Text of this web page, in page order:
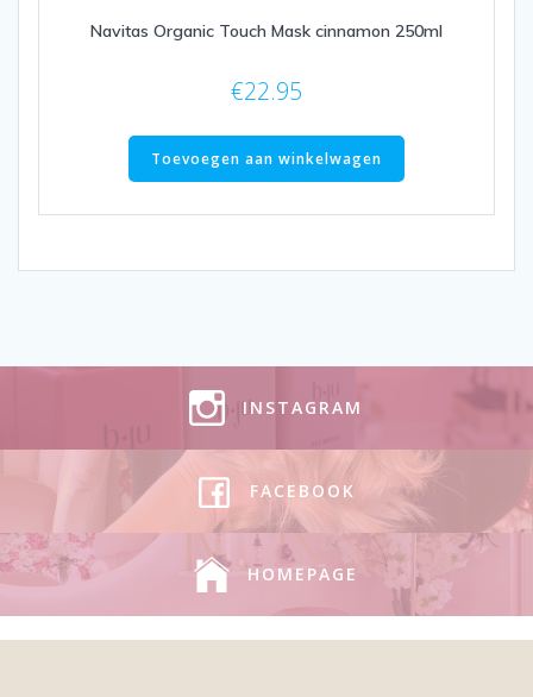
Navitas Organic Touch Mask cinnamon 250ml
€22.95
Toevoegen aan winkelwagen
INSTAGRAM
FACEBOOK
HOMEPAGE